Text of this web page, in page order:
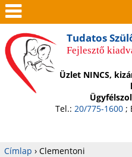
Jump
Tudatos
Fejlesztő
Üzlet NINCS,
Tel.: 20/775-1600;
Címlap › Clementoni
Men
ü